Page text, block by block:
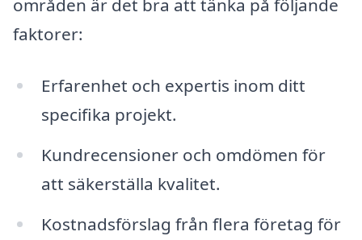
områden är det bra att tänka på följande
faktorer:
Erfarenhet och expertis inom ditt
specifika projekt.
Kundrecensioner och omdömen för
att säkerställa kvalitet.
Kostnadsförslag från flera företag för